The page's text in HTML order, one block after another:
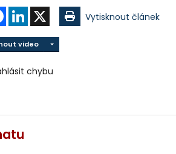
FacebookLinkedIn Vytisknout článek
video
chybu